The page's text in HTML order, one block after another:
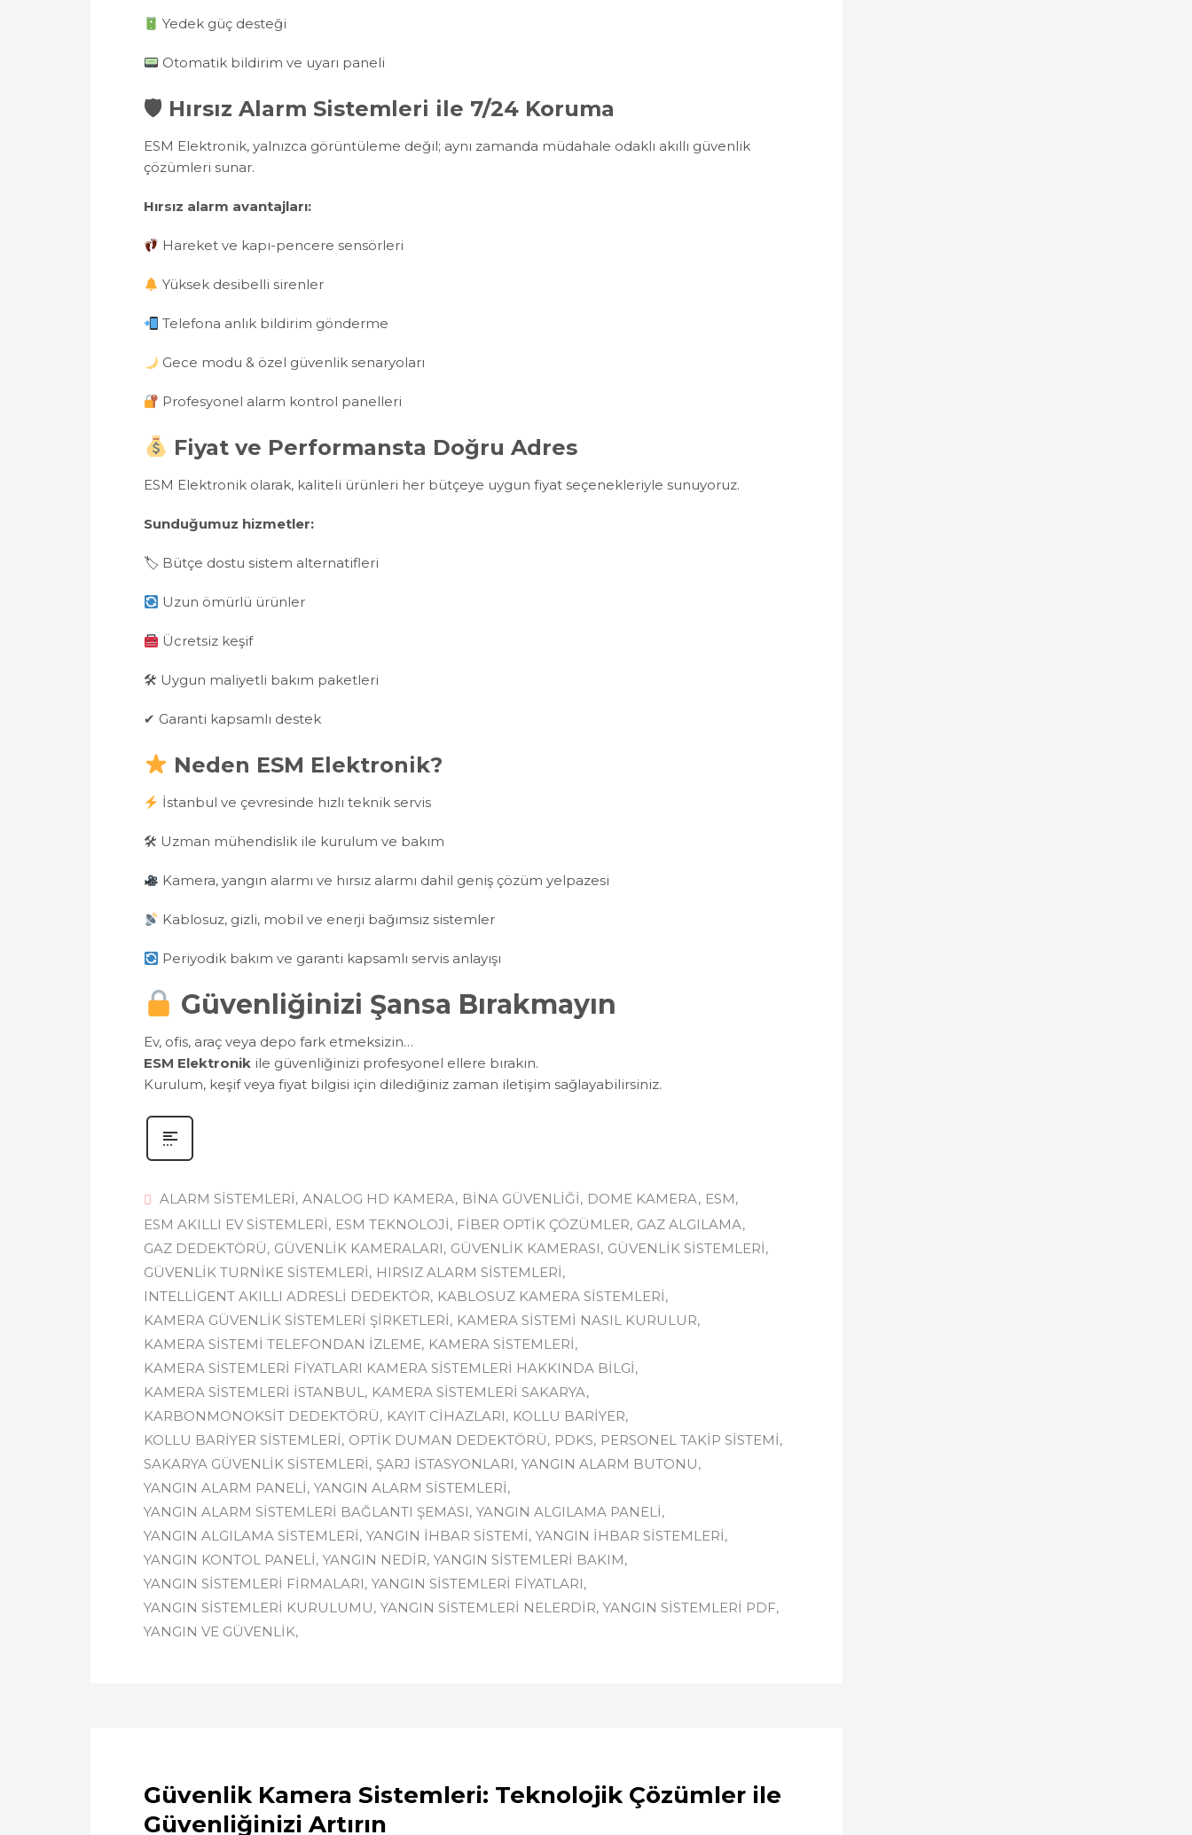
Yedek güç desteği
Otomatik bildirim ve uyarı paneli
🛡 Hırsız Alarm Sistemleri ile 7/24 Koruma
ESM Elektronik, yalnızca görüntüleme değil; aynı zamanda müdahale odaklı akıllı güvenlik
çözümleri sunar.
Hırsız alarm avantajları:
Hareket ve kapı-pencere sensörleri
Yüksek desibelli sirenler
Telefona anlık bildirim gönderme
Gece modu & özel güvenlik senaryoları
Profesyonel alarm kontrol panelleri
Fiyat ve Performansta Doğru Adres
ESM Elektronik olarak, kaliteli ürünleri her bütçeye uygun fiyat seçenekleriyle sunuyoruz.
Sunduğumuz hizmetler:
🏷 Bütçe dostu sistem alternatifleri
Uzun ömürlü ürünler
Ücretsiz keşif
🛠 Uygun maliyetli bakım paketleri
✔ Garanti kapsamlı destek
Neden ESM Elektronik?
İstanbul ve çevresinde hızlı teknik servis
🛠 Uzman mühendislik ile kurulum ve bakım
Kamera, yangın alarmı ve hırsız alarmı dahil geniş çözüm yelpazesi
Kablosuz, gizli, mobil ve enerji bağımsız sistemler
Periyodik bakım ve garanti kapsamlı servis anlayışı
Güvenliğinizi Şansa Bırakmayın
Ev, ofis, araç veya depo fark etmeksizin…
ESM Elektronik ile güvenliğinizi profesyonel ellere bırakın.
Kurulum, keşif veya fiyat bilgisi için dilediğiniz zaman iletişim sağlayabilirsiniz.
ALARM SISTEMLERI ANALOG HD KAMERA BINA GÜVENLIĞI DOME KAMERA ESM
ESM AKILLI EV SISTEMLERI
ESM TEKNOLOJI FIBER OPTIK ÇÖZÜMLER GAZ ALGILAMA
GAZ DEDEKTÖRÜ GÜVENLIK KAMERALARI GÜVENLIK KAMERASI GÜVENLIK SISTEMLERI
GÜVENLIK TURNIKE SISTEMLERI
HIRSIZ ALARM SISTEMLERI
INTELLIGENT AKILLI ADRESLI DEDEKTÖR KABLOSUZ KAMERA SISTEMLERI
KAMERA GÜVENLIK SISTEMLERI ŞIRKETLERI
KAMERA SISTEMI NASIL KURULUR
KAMERA SISTEMI TELEFONDAN İZLEME KAMERA SISTEMLERI
KAMERA SISTEMLERI FIYATLARI KAMERA SISTEMLERI HAKKINDA BILGI
KAMERA SISTEMLERI İSTANBUL
KAMERA SISTEMLERI SAKARYA
KARBONMONOKSIT DEDEKTÖRÜ
KAYIT CIHAZLARI
KOLLU BARIYER
KOLLU BARIYER SISTEMLERI OPTIK DUMAN DEDEKTÖRÜ PDKS PERSONEL TAKIP SISTEMI
SAKARYA GÜVENLIK SISTEMLERI ŞARJ İSTASYONLARI YANGIN ALARM BUTONU
YANGIN ALARM PANELI YANGIN ALARM SISTEMLERI
YANGIN ALARM SISTEMLERI BAĞLANTI ŞEMASI YANGIN ALGILAMA PANELI
YANGIN ALGILAMA SISTEMLERI YANGIN İHBAR SISTEMI YANGIN İHBAR SISTEMLERI
YANGIN KONTOL PANELI YANGIN NEDIR YANGIN SISTEMLERI BAKIM
YANGIN SISTEMLERI FIRMALARI YANGIN SISTEMLERI FIYATLARI
YANGIN SISTEMLERI KURULUMU YANGIN SISTEMLERI NELERDIR YANGIN SISTEMLERI PDF
YANGIN VE GÜVENLIK
Güvenlik Kamera Sistemleri: Teknolojik Çözümler ile
Güvenliğinizi Artırın